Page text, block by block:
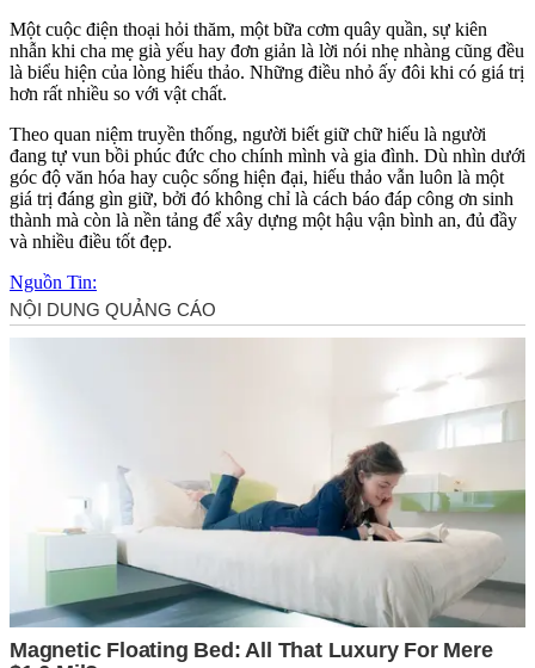
Một cuộc điện thoại hỏi thăm, một bữa cơm quây quần, sự kiên
nhẫn khi cha mẹ già yếu hay đơn giản là lời nói nhẹ nhàng cũng đều
là biểu hiện của lòng hiếu thảo. Những điều nhỏ ấy đôi khi có giá trị
hơn rất nhiều so với vật chất.
Theo quan niệm truyền thống, người biết giữ chữ hiếu là người
đang tự vun bồi phúc đức cho chính mình và gia đình. Dù nhìn dưới
góc độ văn hóa hay cuộc sống hiện đại, hiếu thảo vẫn luôn là một
giá trị đáng gìn giữ, bởi đó không chỉ là cách báo đáp công ơn sinh
thành mà còn là nền tảng để xây dựng một hậu vận bình an, đủ đầy
và nhiều điều tốt đẹp.
Nguồn Tin: